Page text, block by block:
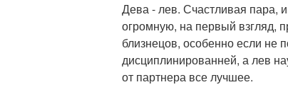
Дева - лев. Счастливая
огромную, на первый взгляд,
близнецов, особенно если не
дисциплинированней, а лев
от партнера все лучшее.